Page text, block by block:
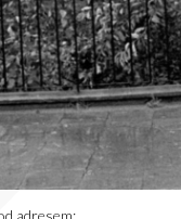
adresem: